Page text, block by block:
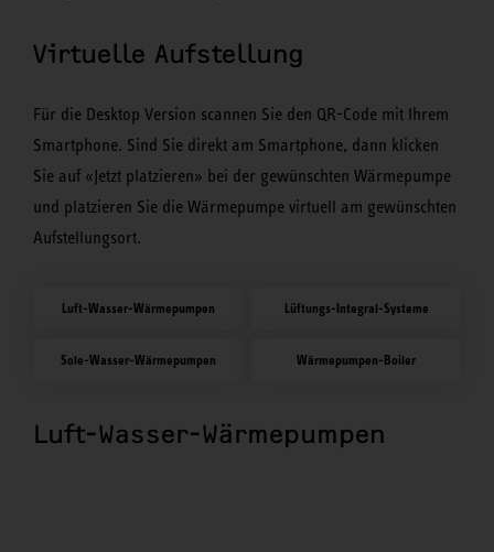
Virtuelle Aufstellung
Für die Desktop Version scannen Sie den QR-Code mit Ihrem
Smartphone. Sind Sie direkt am Smartphone, dann klicken
Sie auf «Jetzt platzieren» bei der gewünschten Wärmepumpe
und platzieren Sie die Wärmepumpe virtuell am gewünschten
Aufstellungsort.
Luft-Wasser-Wärmepumpen Lüftungs-Integral-Systeme
Sole-Wasser-Wärmepumpen Wärmepumpen-Boiler
Luft-Wasser-Wärmepumpen